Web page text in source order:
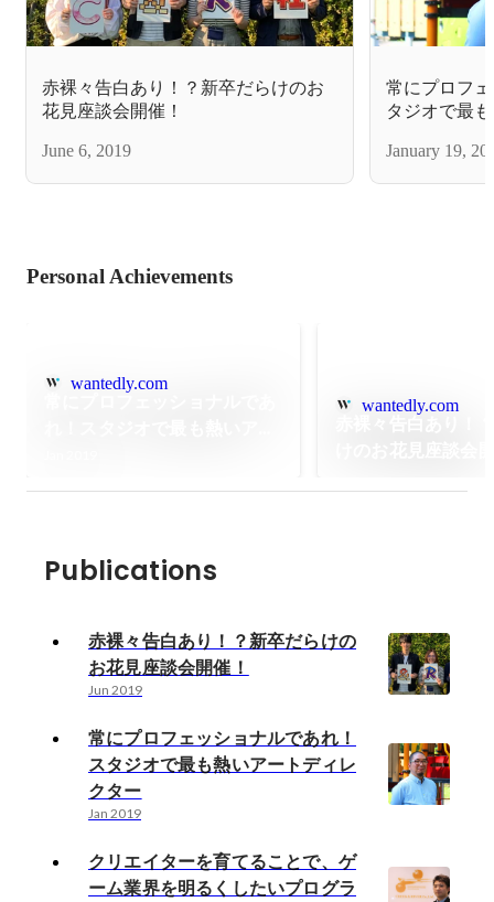
赤裸々告白あり！？新卒だらけのお
花見座談会開催！
June 6, 2019
常にプロフ
タジオで最
January 19,
Personal Achievements
wantedly.com
wantedly.com
Publications
赤裸々告白あり！？新卒だらけの
お花見座談会開催！
Jun 2019
常にプロフェッショナルであれ！
スタジオで最も熱いアートディレ
クター
Jan 2019
クリエイターを育てることで、ゲ
ーム業界を明るくしたいプログラ